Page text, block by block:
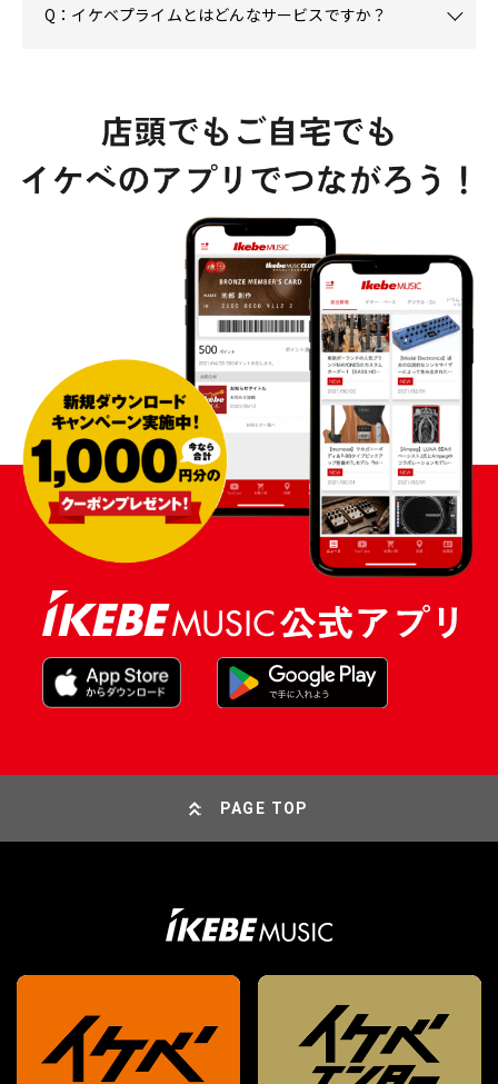
Q：イケベプライムとはどんなサービスですか？
PAGE TOP